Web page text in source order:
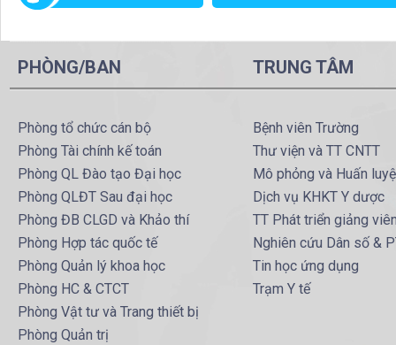
PHÒNG/BAN
Phòng tổ chức cán bộ
Phòng Tài chính kế toán
Phòng QL Đào tạo Đại học
Phòng QLĐT Sau đại học
Phòng ĐB CLGD và Khảo thí
Phòng Hợp tác quốc tế
Phòng Quản lý khoa học
Phòng HC & CTCT
Phòng Vật tư và Trang thiết bị
Phòng Quản trị
TRUNG TÂM
Bệnh viên Trường
Thư viện và TT CNTT
Mô phỏng và Huấn
Dịch vụ KHKT Y dược
TT Phát triển giảng
Nghiên cứu Dân số &
Tin học ứng dụng
Trạm Y tế